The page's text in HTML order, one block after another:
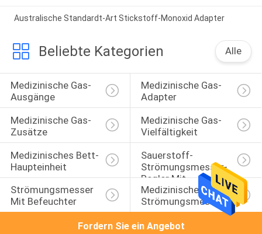
Australische Standardt-Art Stickstoff-Monoxid Adapter
Beliebte Kategorien Alle
Medizinische Gas-
Ausgänge
Medizinische Gas-
Adapter
Medizinische Gas-
Zusätze
Medizinische Gas-
Vielfältigkeit
Medizinisches Bett-
Haupteinheit
Sauerstoff-
Strömungsmesser-
Regler Mit
Befeuchter
Strömungsmesser
Mit Befeuchter
Medizinische
Strömungsmesser
Fordern Sie ein Angebot